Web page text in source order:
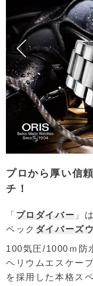
プロから厚い信
チ！
「 プロダイバー 」
ペック ダイバーズ
100気圧/1000ｍ防
ヘリウムエスケー
を採用した本格ス